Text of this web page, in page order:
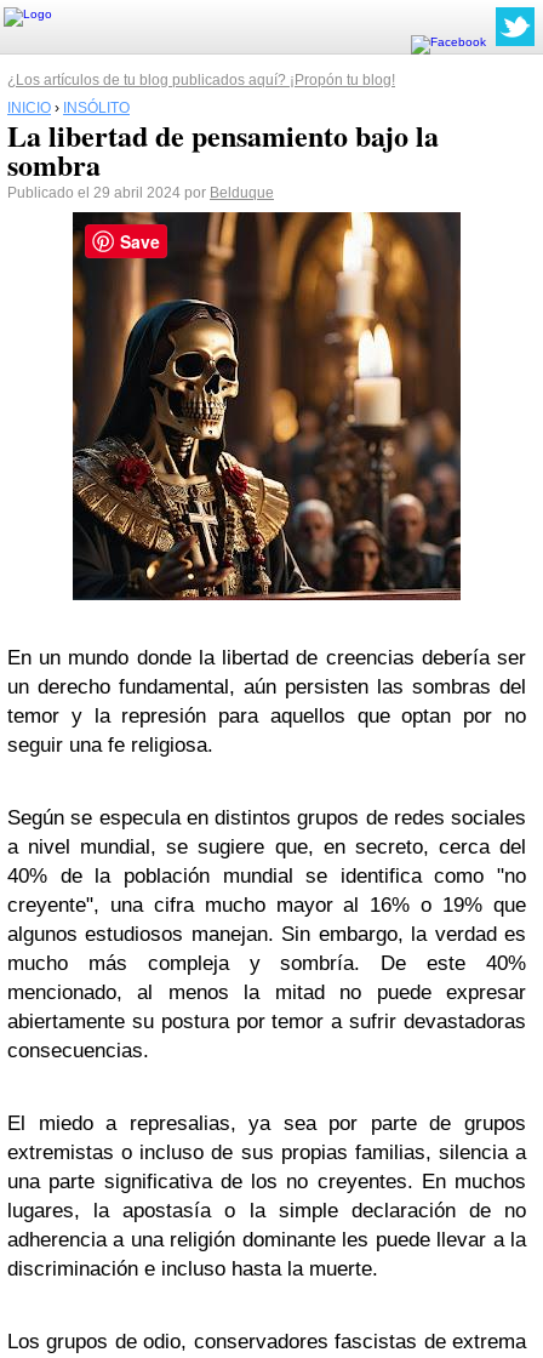
¿Los artículos de tu blog publicados aquí? ¡Propón tu blog!
INICIO › INSÓLITO
La libertad de pensamiento bajo la
sombra
Publicado el 29 abril 2024 por Belduque
En un mundo donde la libertad de creencias debería ser
un derecho fundamental, aún persisten las sombras del
temor y la represión para aquellos que optan por no
seguir una fe religiosa.
Según se especula en distintos grupos de redes sociales
a nivel mundial, se sugiere que, en secreto, cerca del
40% de la población mundial se identifica como "no
creyente", una cifra mucho mayor al 16% o 19% que
algunos estudiosos manejan. Sin embargo, la verdad es
mucho más compleja y sombría. De este 40%
mencionado, al menos la mitad no puede expresar
abiertamente su postura por temor a sufrir devastadoras
consecuencias.
El miedo a represalias, ya sea por parte de grupos
extremistas o incluso de sus propias familias, silencia a
una parte significativa de los no creyentes. En muchos
lugares, la apostasía o la simple declaración de no
adherencia a una religión dominante les puede llevar a la
discriminación e incluso hasta la muerte.
Los grupos de odio, conservadores fascistas de extrema
Save